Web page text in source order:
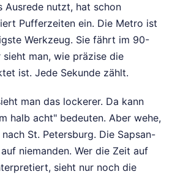
Ausrede nutzt, hat schon
Pufferzeiten ein. Die Metro ist
Werkzeug. Sie fährt im 90-
sieht man, wie präzise die
ist. Jede Sekunde zählt.
man das lockerer. Da kann
halb acht" bedeuten. Aber wehe,
St. Petersburg. Die Sapsan-
niemanden. Wer die Zeit auf
sieht nur noch die